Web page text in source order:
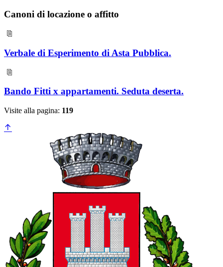
Canoni di locazione o affitto
Verbale di Esperimento di Asta Pubblica.
Bando Fitti x appartamenti. Seduta deserta.
Visite alla pagina: 119